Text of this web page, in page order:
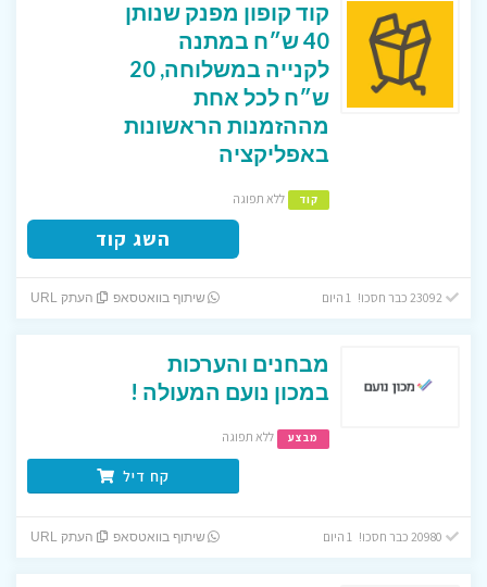
קוד קופון מפנק שנותן
40 ש״ח במתנה
לקנייה במשלוחה, 20
ש״ח לכל אחת
מההזמנות הראשונות
באפליקציה
קוד ללא תפוגה
השג קוד
שיתוף בוואטסאפ העתק URL
מבחנים והערכות
במכון נועם המעולה !
מבצע ללא תפוגה
קח דיל
שיתוף בוואטסאפ העתק URL